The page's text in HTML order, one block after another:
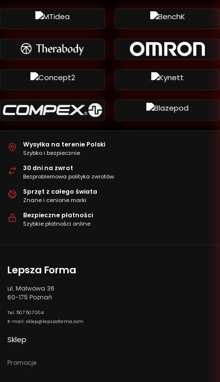
Wysyłka na terenie Polski
Szybko i bezpiecznie
30 dni na zwrot
Bezproblemowa polityka zwrotów
Sprzęt z całego świata
Znane i cenione marki
Bezpieczne płatności
Szybkie płatności online
Lepsza Forma
ul. Malwowa 36
60-175 Poznań
Tel. 507 507 004
E-mail: sklep@lepszaforma.com
Sklep
Promocje